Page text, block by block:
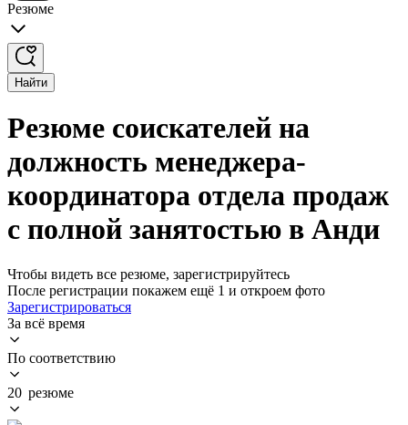
Резюме
Найти
Резюме соискателей на
должность менеджера-
координатора отдела продаж
с полной занятостью в Анди
Чтобы видеть все резюме, зарегистрируйтесь
После регистрации покажем ещё 1 и откроем фото
Зарегистрироваться
За всё время
По соответствию
20 резюме